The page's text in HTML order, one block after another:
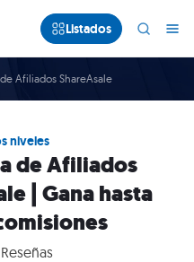
Listados
Afiliados ShareAsale
niveles
de Afiliados
| Gana hasta